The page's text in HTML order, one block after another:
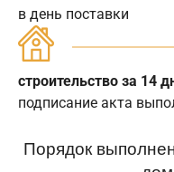
в день поставки
строительство за 14
подписание акта
Порядок